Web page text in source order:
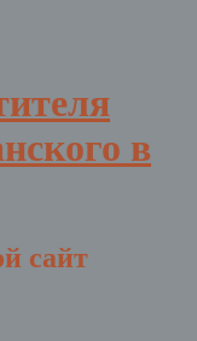
в
сайт